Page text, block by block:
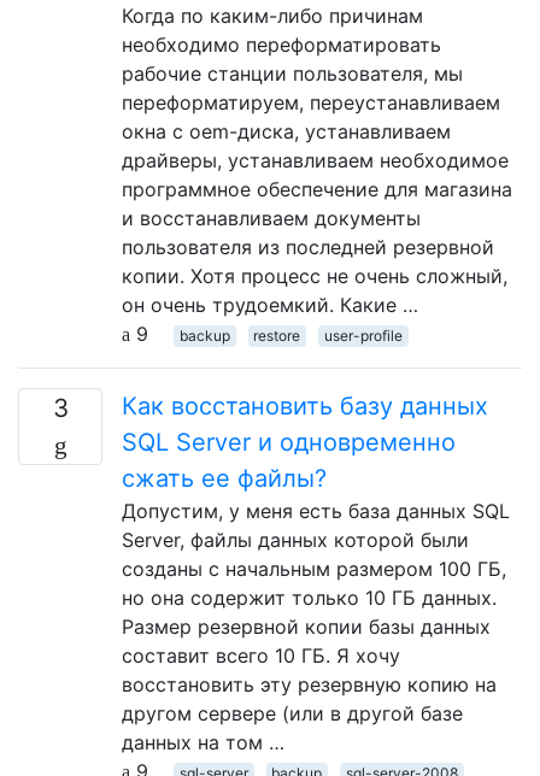
Когда по каким-либо причинам
необходимо переформатировать
рабочие станции пользователя, мы
переформатируем, переустанавливаем
окна с oem-диска, устанавливаем
драйверы, устанавливаем необходимое
программное обеспечение для магазина
и восстанавливаем документы
пользователя из последней резервной
копии. Хотя процесс не очень сложный,
он очень трудоемкий. Какие …
9
backup restore user-profile
3
Как восстановить базу данных
SQL Server и одновременно
сжать ее файлы?
Допустим, у меня есть база данных SQL
Server, файлы данных которой были
созданы с начальным размером 100 ГБ,
но она содержит только 10 ГБ данных.
Размер резервной копии базы данных
составит всего 10 ГБ. Я хочу
восстановить эту резервную копию на
другом сервере (или в другой базе
данных на том …
9